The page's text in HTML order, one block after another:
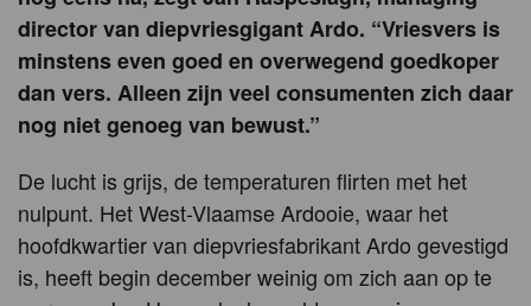
director van diepvriesgigant Ardo. “Vriesvers is
minstens even goed en overwegend goedkoper
dan vers. Alleen zijn veel consumenten zich daar
nog niet genoeg van bewust.”
De lucht is grijs, de temperaturen flirten met het
nulpunt. Het West-Vlaamse Ardooie, waar het
hoofdkwartier van diepvriesfabrikant Ardo gevestigd
is, heeft begin december weinig om zich aan op te